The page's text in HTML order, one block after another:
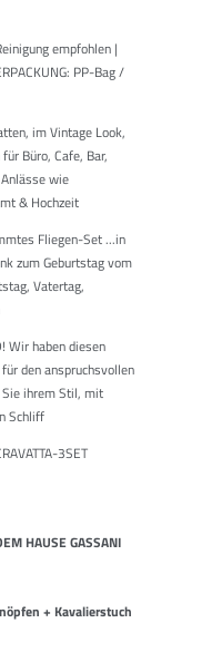
empfohlen |
PP-Bag /
im Vintage Look,
Büro, Cafe, Bar,
wie
& Hochzeit
Fliegen-Set ...in
zum Geburtstag vom
Vatertag,
Wir haben diesen
den anspruchsvollen
ihrem Stil, mit
Schliff
3SET
HAUSE GASSANI
+ Kavalierstuch